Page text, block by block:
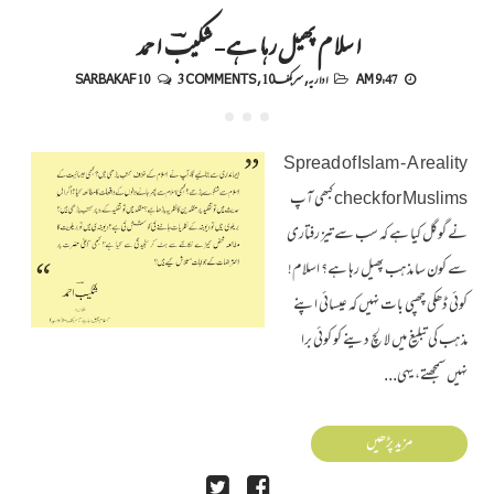
اسلام پھیل رہا ہے - شکیبؔ احمد
9:47 AM اداریہ,سربکف10 ,
SARBAKAF 10 3 COMMENTS
Spread of Islam - A reality
check for Muslims کبھی آپ
نے گوگل کیا ہے کہ سب سے تیز رفتاری
سے کون سا مذہب پھیل رہا ہے؟ اسلام!
کوئی ڈھکی چھپی بات نہیں کہ عیسائی اپنے
مذہب کی تبلیغ میں لالچ دینے کو کوئی برا
نہیں سمجھتے، یہی...
مزید پڑھیں